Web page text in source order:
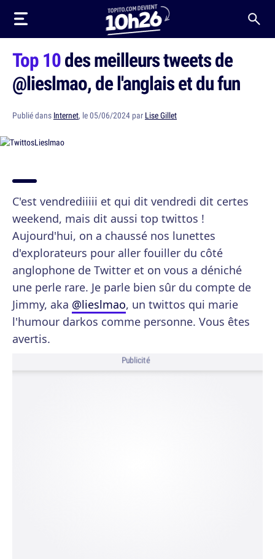
Top 10des meilleurs tweets de
@lieslmao, de l'anglais et du fun
Publié dans Internet, le 05/06/2024 par Lise Gillet
C'est vendrediiiii et qui dit vendredi dit certes
weekend, mais dit aussi top twittos !
Aujourd'hui, on a chaussé nos lunettes
d'explorateurs pour aller fouiller du côté
anglophone de Twitter et on vous a déniché
une perle rare. Je parle bien sûr du compte de
Jimmy, aka @lieslmao, un twittos qui marie
l'humour darkos comme personne. Vous êtes
avertis.
Publicité